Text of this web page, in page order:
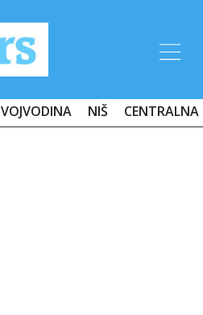
VOJVODINA NIŠ CENTRALNA